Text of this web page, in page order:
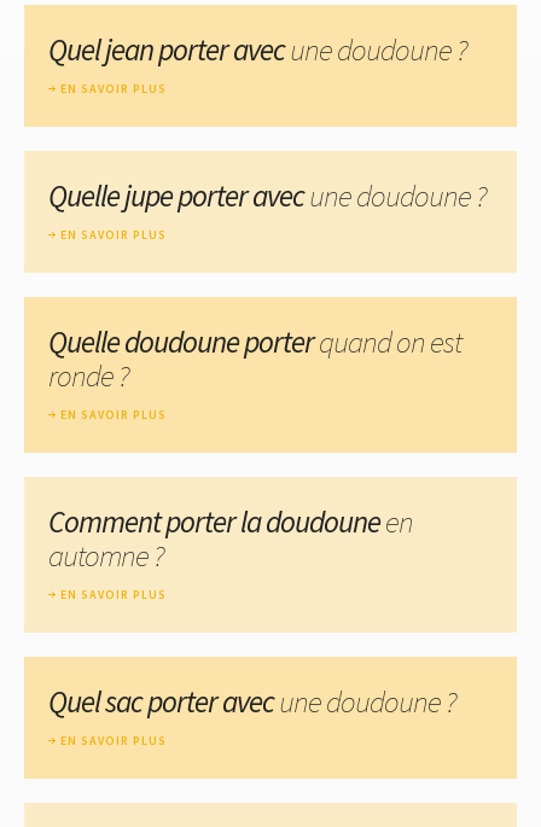
Quel jean porter avecune doudoune ?
EN SAVOIR PLUS
Quelle jupe porter avecune doudoune ?
EN SAVOIR PLUS
Quelle doudoune porterquand on est
ronde ?
EN SAVOIR PLUS
Comment porter la doudouneen
automne ?
EN SAVOIR PLUS
Quel sac porter avecune doudoune ?
EN SAVOIR PLUS